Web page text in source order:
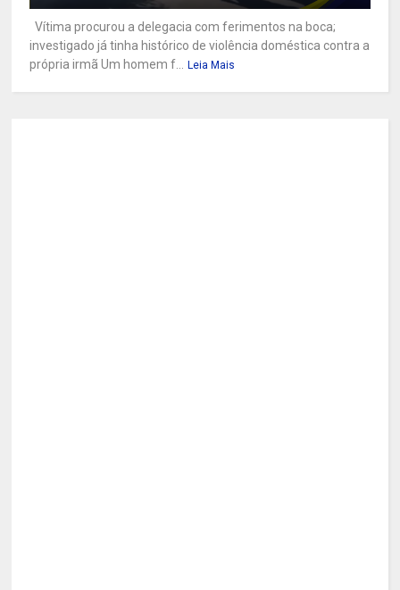
Vítima procurou a delegacia com ferimentos na boca;
investigado já tinha histórico de violência doméstica contra a
própria irmã Um homem f...
Leia Mais